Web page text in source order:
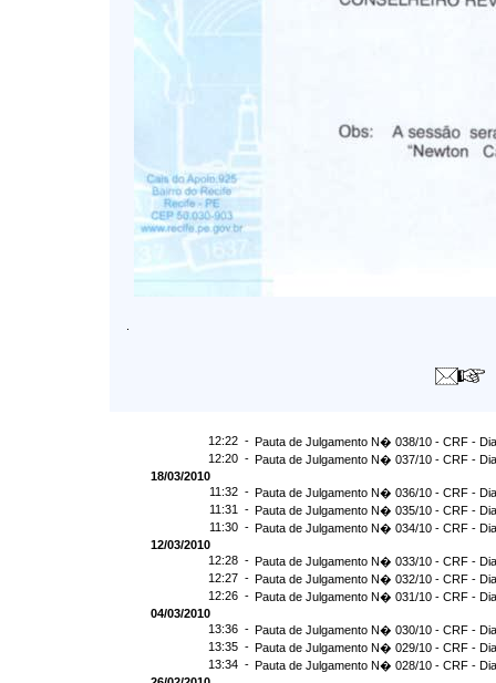
12:22 - Pauta de Julgamento N� 038/10 - CRF -
12:20 - Pauta de Julgamento N� 037/10 - CRF -
18/03/2010
11:32 - Pauta de Julgamento N� 036/10 - CRF -
11:31 - Pauta de Julgamento N� 035/10 - CRF -
11:30 - Pauta de Julgamento N� 034/10 - CRF -
12/03/2010
12:28 - Pauta de Julgamento N� 033/10 - CRF -
12:27 - Pauta de Julgamento N� 032/10 - CRF -
12:26 - Pauta de Julgamento N� 031/10 - CRF -
04/03/2010
13:36 - Pauta de Julgamento N� 030/10 - CRF -
13:35 - Pauta de Julgamento N� 029/10 - CRF -
13:34 - Pauta de Julgamento N� 028/10 - CRF -